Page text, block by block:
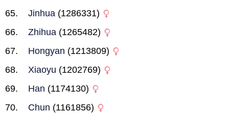
Jinhua (1286331)
Zhihua (1265482)
Hongyan (1213809)
Xiaoyu (1202769)
Han (1174130)
Chun (1161856)